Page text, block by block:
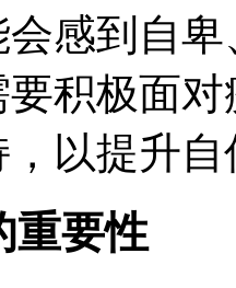
感到自
积极面
以提升
重要性